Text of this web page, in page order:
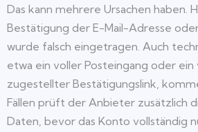
Das kann mehrere Ursachen haben.
Bestätigung der E-Mail-Adresse
wurde falsch eingetragen. Auch
etwa ein voller Posteingang oder
zugestellter Bestätigungslink,
Fällen prüft der Anbieter zusätzlich
Daten, bevor das Konto vollständig